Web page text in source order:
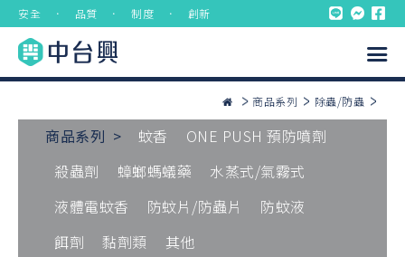
安全 ． 品質 ． 制度 ． 創新
商品系列 除蟲/防蟲
商品系列 > 蚊香
ONE PUSH 預防噴劑
殺蟲劑
蟑螂螞蟻藥
水蒸式/氣霧式
液體電蚊香
防蚊片/防蟲片
防蚊液
餌劑
黏劑類 其他